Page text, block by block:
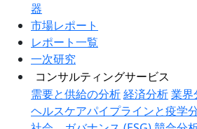
器
市場レポート
レポート一覧
一次研究
コンサルティングサービス
需要と供給の分析経済分析業界
ヘルスケアパイプラインと疫学